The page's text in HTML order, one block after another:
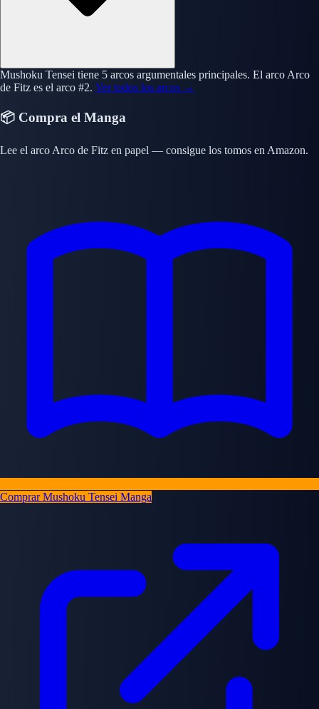
Mushoku Tensei tiene 5 arcos argumentales principales. El arco Arco
de Fitz es el arco #2. Ver todos los arcos →
📦 Compra el Manga
Lee el arco Arco de Fitz en papel — consigue los tomos en Amazon.
Comprar Mushoku Tensei Manga